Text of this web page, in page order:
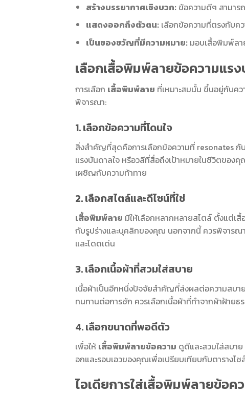
สร้างบรรยากาศเชิงบวก: ข้อความดีๆ สามา
แสดงออกถึงตัวตน: เลือกข้อความที่ตรงกับค
เป็นของขวัญที่มีความหมาย: มอบเสื้อพิมพ์ล
เลือกเสื้อพิมพ์ลายข้อความแร
การเลือก เสื้อพิมพ์ลาย ที่เหมาะสมนั้น ขึ้นอยู่กับค
พิจารณา:
1. เลือกข้อความที่โดนใจ
สิ่งสำคัญที่สุดคือการเลือกข้อความที่ resonates
แรงบันดาลใจ หรือวลีที่สื่อถึงเป้าหมายในชีวิตขอ
เผชิญกับความท้าทาย
2. เลือกสไตล์และดีไซน์ที่ใช่
เสื้อพิมพ์ลาย มีให้เลือกหลากหลายสไตล์ ตั้งแต่เ
กับรูปร่างและบุคลิกของคุณ นอกจากนี้ ควรพิจารณ
และโดดเด่น
3. เลือกเนื้อผ้าที่สวมใส่สบาย
เนื้อผ้าเป็นอีกหนึ่งปัจจัยสำคัญที่ส่งผลต่อความสบาย
ทนทานต่อการซัก ควรเลือกเนื้อผ้าที่ทำจากผ้าฝ้า
4. เลือกขนาดที่พอดีตัว
เพื่อให้ เสื้อพิมพ์ลายข้อความ ดูดีและสวมใส่สบา
อกและรอบเอวของคุณเพื่อเปรียบเทียบกับตารางไ
ไอเดียการใส่เสื้อพิมพ์ลายข้อค